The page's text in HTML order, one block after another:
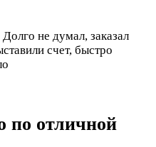
Долго не думал, заказал
счет, быстро
по отличной